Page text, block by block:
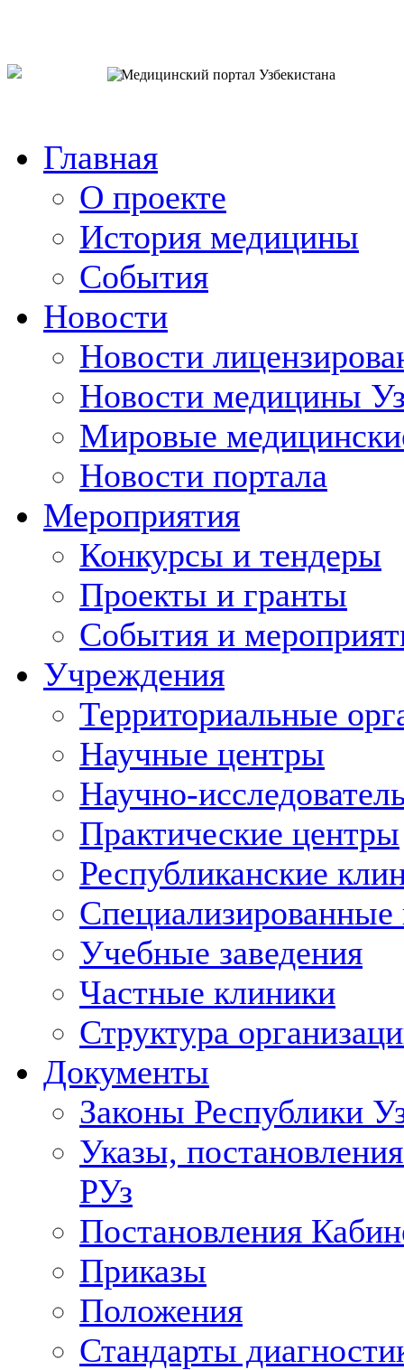
Главная
О проекте
История медицины
События
Новости
Новости
Новости медицины
Мировые
Новости портала
Мероприятия
Конкурсы и тендеры
Проекты и гранты
События и
Учреждения
Территориальные
Научные центры
Научно-
Практические центры
Республиканские
Учебные заведения
Частные клиники
Структура
Документы
Законы Республики
Указы,
РУз
Постановления
Приказы
Положения
Стандарты